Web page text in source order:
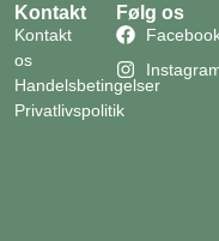
Kontakt
Kontakt
os
Handelsbetingelser
Privatlivspolitik
Følg os